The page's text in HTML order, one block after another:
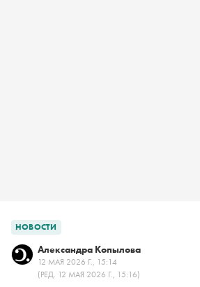
НОВОСТИ
Александра Копылова
12 МАЯ 2026 Г., 15:14
(РЕД. 12 МАЯ 2026 Г., 15:16)